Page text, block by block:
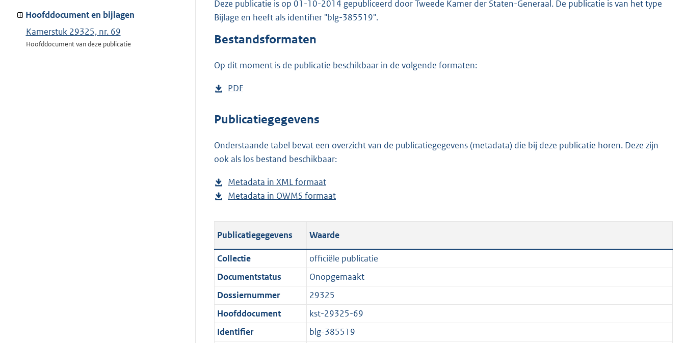
Hoofddocument en bijlagen
Kamerstuk 29325, nr. 69
Hoofddocument van deze publicatie
r
M
Deze publicatie is op 01-10-2014 gepubliceerd door Tweede Kamer der Staten-Generaal. De publicatie is van het type
Bijlage en heeft als identifier "blg-385519".
Bestandsformaten
Op dit moment is de publicatie beschikbaar in de volgende formaten:
D
w
l
o
d
p
l
i
c
a
t
i
e
i
PDF
s
a
n
s
g
o
t
t
e
:
7
,
1
Publicatiegegevens
Onderstaande tabel bevat een overzicht van de publicatiegegevens (metadata) die bij deze publicatie horen. Deze zijn
ook als los bestand beschikbaar:
Metadata in XML formaat
e
t
a
n
d
s
g
r
o
o
Metadata in OWMS formaat
s
t
a
n
d
g
r
o
Publicatiegegevens Waarde
Collectie
officiële publicatie
Documentstatus
Onopgemaakt
Dossiernummer
29325
Hoofddocument
kst-29325-69
Identifier
blg-385519